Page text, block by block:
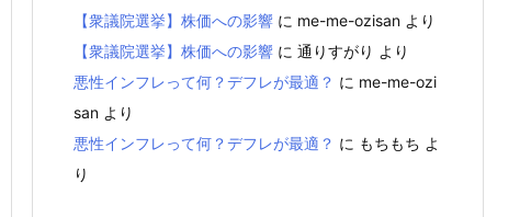
【衆議院選挙】株価への影響 に me-me-ozisan より
【衆議院選挙】株価への影響 に 通りすがり より
悪性インフレって何？デフレが最適？ に me-me-ozi
san より
悪性インフレって何？デフレが最適？ に もちもち よ
り